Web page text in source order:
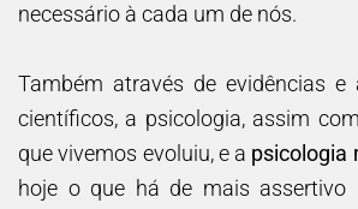
necessário à cada um de nós.
Também através de evidências e
científicos, a psicologia, assim
que vivemos evoluiu, e a psicologia
hoje o que há de mais assertivo